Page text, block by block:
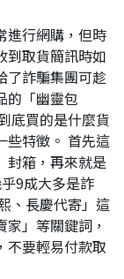
進行網購，但時
到取貨簡訊時如
了詐騙集團可趁
的「幽靈包
底買的是什麼貨
些特徵。 首先這
封箱，再來就是
9成大多是詐
、長慶代寄」這
」等關鍵詞，
不要輕易付款取